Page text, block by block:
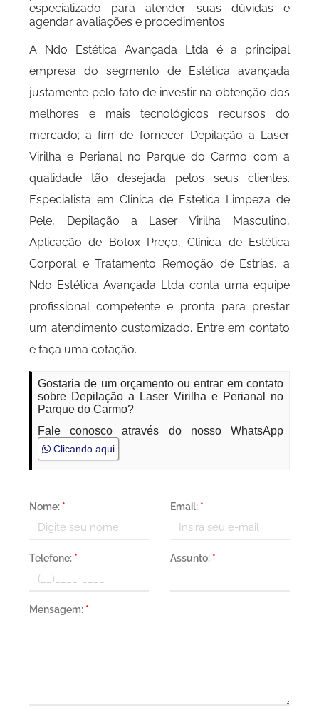
especializado para atender suas dúvidas e
agendar avaliações e procedimentos.
A Ndo Estética Avançada Ltda é a principal
empresa do segmento de Estética avançada
justamente pelo fato de investir na obtenção dos
melhores e mais tecnológicos recursos do
mercado; a fim de fornecer Depilação a Laser
Virilha e Perianal no Parque do Carmo com a
qualidade tão desejada pelos seus clientes.
Especialista em Clinica de Estetica Limpeza de
Pele, Depilação a Laser Virilha Masculino,
Aplicação de Botox Preço, Clínica de Estética
Corporal e Tratamento Remoção de Estrias, a
Ndo Estética Avançada Ltda conta uma equipe
profissional competente e pronta para prestar
um atendimento customizado. Entre em contato
e faça uma cotação.
Gostaria de um orçamento ou entrar em contato
sobre Depilação a Laser Virilha e Perianal no
Parque do Carmo?
Fale conosco através do nosso WhatsApp
Clicando aqui
Nome: * Email: *
Telefone: * Assunto: *
Mensagem: *